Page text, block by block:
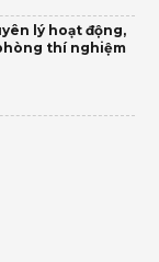
lý hoạt động,
thí nghiệm